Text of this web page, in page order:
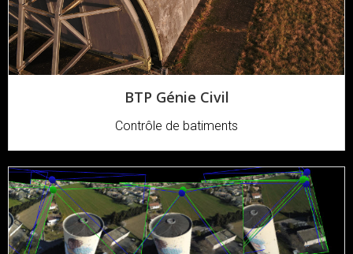
BTP Génie Civil
Contrôle de batiments